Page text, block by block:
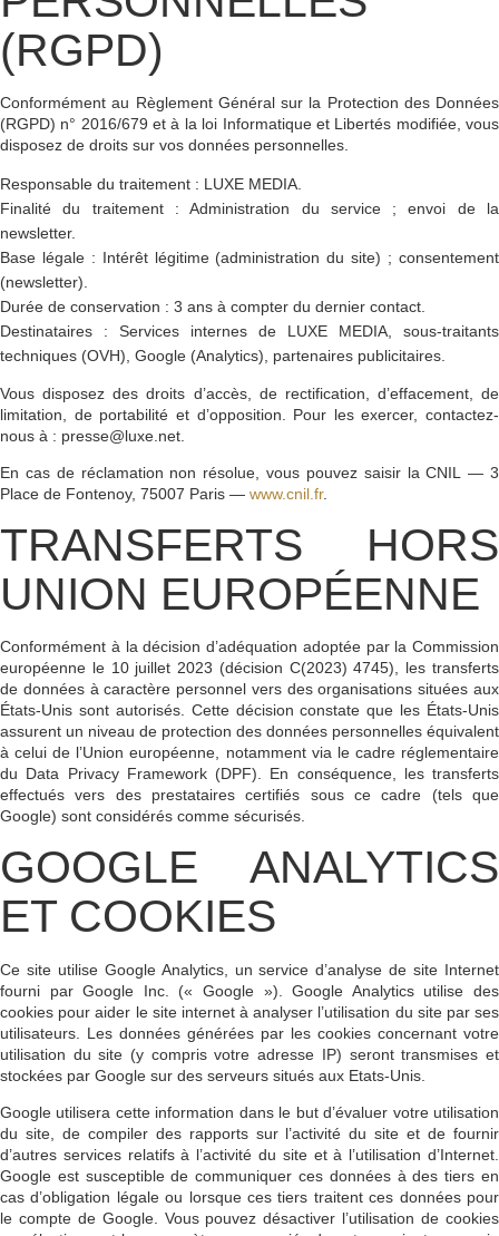
(RGPD)
Conformément au Règlement Général sur la Protection des Données
(RGPD) n° 2016/679 et à la loi Informatique et Libertés modifiée, vous
disposez de droits sur vos données personnelles.
Responsable du traitement : LUXE MEDIA.
Finalité du traitement : Administration du service ; envoi de la
newsletter.
Base légale : Intérêt légitime (administration du site) ; consentement
(newsletter).
Durée de conservation : 3 ans à compter du dernier contact.
Destinataires : Services internes de LUXE MEDIA, sous-traitants
techniques (OVH), Google (Analytics), partenaires publicitaires.
Vous disposez des droits d’accès, de rectification, d’effacement, de
limitation, de portabilité et d’opposition. Pour les exercer, contactez-
nous à : presse@luxe.net
En cas de réclamation non résolue, vous pouvez saisir laCNIL
— 3
Place de Fontenoy, 75007 Paris — www.cnil.fr.
TRANSFERTS HORS
UNION EUROPÉENNE
Conformément à la décision d’adéquation adoptée par la Commission
européenne le 10 juillet 2023 (décision C(2023) 4745), les transferts
de données à caractère personnel vers des organisations situées aux
États-Unis sont autorisés. Cette décision constate que les États-Unis
assurent un niveau de protection des données personnelles équivalent
à celui de l’Union européenne, notamment via le cadre réglementaire
du Data Privacy Framework (DPF). En conséquence, les transferts
effectués vers des prestataires certifiés sous ce cadre (tels que
Google) sont considérés comme sécurisés.
GOOGLE ANALYTICS
ET COOKIES
Ce site utilise Google Analytics, un service d’analyse de site Internet
fourni par Google Inc. (« Google »). Google Analytics utilise des
cookies pour aider le site internet à analyser l’utilisation du site par ses
utilisateurs. Les données générées par les cookies concernant votre
utilisation du site (y compris votre adresse IP) seront transmises et
stockées par Google sur des serveurs situés aux Etats-Unis.
Google utilisera cette information dans le but d’évaluer votre utilisation
du site, de compiler des rapports sur l’activité du site et de fournir
d’autres services relatifs à l’activité du site et à l’utilisation d’Internet.
Google est susceptible de communiquer ces données à des tiers en
cas d’obligation légale ou lorsque ces tiers traitent ces données pour
le compte de Google. Vous pouvez désactiver l’utilisation de cookies